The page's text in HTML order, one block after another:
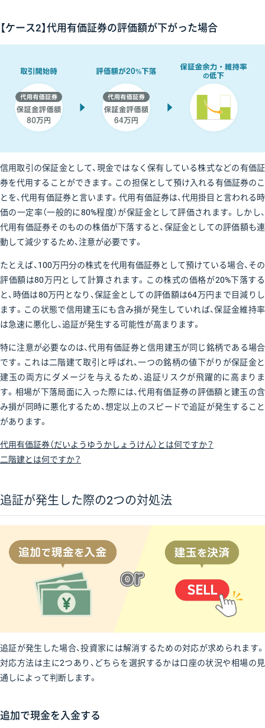
【ケース2】代用有価証券の評価額が下がった場合
信用取引の保証金として、現金ではなく保有している株式などの有価証
券を代用することができます。この担保として預け入れる有価証券のこ
とを、代用有価証券と言います。代用有価証券は、代用掛目と言われる時
価の一定率（一般的に80%程度）が保証金として評価されます。しかし、
代用有価証券そのものの株価が下落すると、保証金としての評価額も連
動して減少するため、注意が必要です。
たとえば、100万円分の株式を代用有価証券として預けている場合、その
評価額は80万円として計算されます。この株式の価格が20%下落する
と、時価は80万円となり、保証金としての評価額は64万円まで目減りし
ます。この状態で信用建玉にも含み損が発生していれば、保証金維持率
は急速に悪化し、追証が発生する可能性が高まります。
特に注意が必要なのは、代用有価証券と信用建玉が同じ銘柄である場合
です。これは二階建て取引と呼ばれ、一つの銘柄の値下がりが保証金と
建玉の両方にダメージを与えるため、追証リスクが飛躍的に高まりま
す。相場が下落局面に入った際には、代用有価証券の評価額と建玉の含
み損が同時に悪化するため、想定以上のスピードで追証が発生すること
があります。
代用有価証券（だいようゆうかしょうけん）とは何ですか？
二階建とは何ですか？
追証が発生した際の2つの対処法
追証が発生した場合、投資家には解消するための対応が求められます。
対応方法は主に2つあり、どちらを選択するかは口座の状況や相場の見
通しによって判断します。
追加で現金を入金する